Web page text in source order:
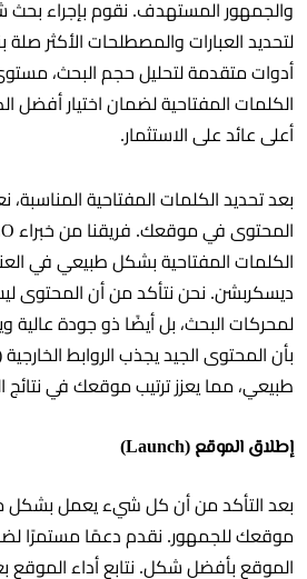
والجمهور المستهدف. نقوم بإجراء بحث
لتحديد العبارات والمصطلحات الأكثر
أدوات متقدمة لتحليل حجم البحث،
الكلمات المفتاحية لضمان اختيار أفضل
أعلى عائد على الاستثمار.
بعد تحديد الكلمات المفتاحية
الكلمات المفتاحية بشكل طبيعي في
ديسكربشن. نحن نتأكد من أن المحتوى
لمحركات البحث، بل أيضًا ذو جودة عالية
طبيعي، مما يعزز ترتيب موقعك في نتائج
إطلاق الموقع (Launch)
بعد التأكد من أن كل شيء يعمل بشكل
موقعك للجمهور. نقدم دعمًا مستمرًا
الموقع بأفضل شكل. نتابع أداء الموقع